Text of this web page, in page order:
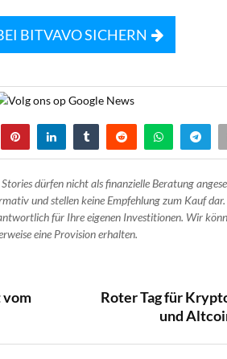
BITVAVO SICHERN
dürfen nicht als finanzielle Beratung
und stellen keine Empfehlung zum Kauf
für Ihre eigenen Investitionen. Wir
eine Provision erhalten.
vom
Roter Tag für
und